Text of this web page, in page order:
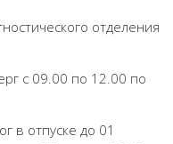
отделения
с 09.00 по 12.00 по
в отпуске до 01